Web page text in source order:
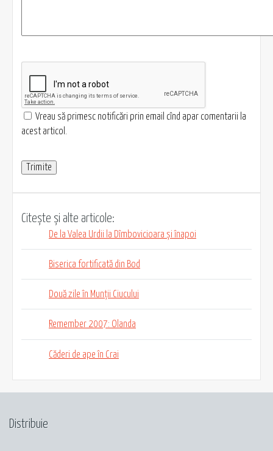
Vreau să primesc notificări prin email cînd apar comentarii la
acest articol.
Citește și alte articole:
De la Valea Urdii la Dîmbovicioara și înapoi
Biserica fortificată din Bod
Două zile în Munții Ciucului
Remember 2007: Olanda
Căderi de ape în Crai
Distribuie